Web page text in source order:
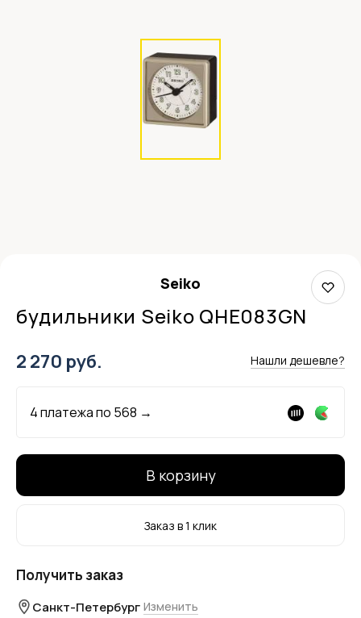
Seiko
будильники Seiko QHE083GN
2 270 руб. Нашли дешевле?
4 платежа по 568 →
В корзину
Заказ в 1 клик
Получить заказ
Санкт-Петербург Изменить